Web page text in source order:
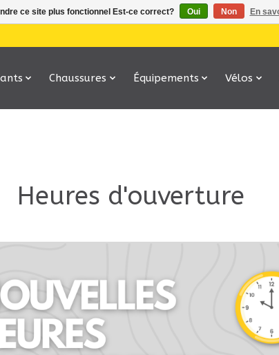
Chaussures Équipements Vélos
Heures d'ouverture
ce site plus fonctionnel Est-ce correct? Oui Non En